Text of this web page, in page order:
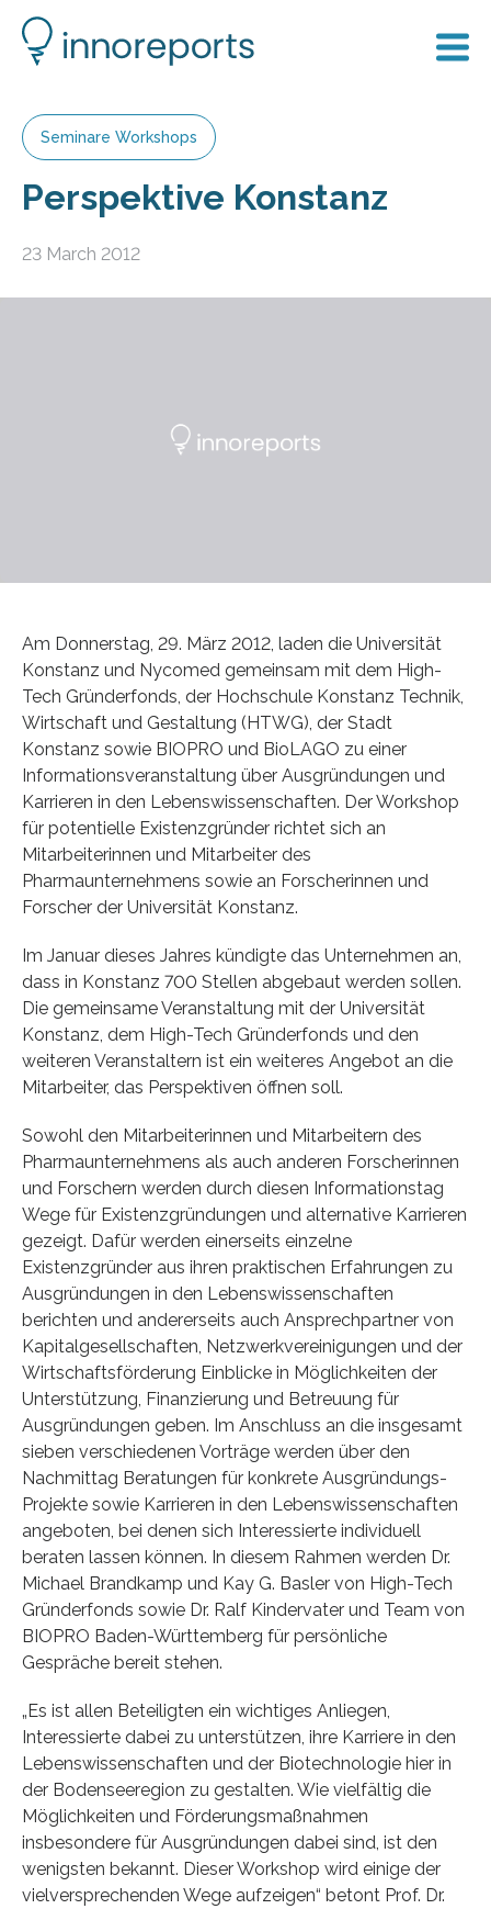
Seminare Workshops
Perspektive Konstanz
23 March 2012
Am Donnerstag, 29. März 2012, laden die Universität
Konstanz und Nycomed gemeinsam mit dem High-
Tech Gründerfonds, der Hochschule Konstanz Technik,
Wirtschaft und Gestaltung (HTWG), der Stadt
Konstanz sowie BIOPRO und BioLAGO zu einer
Informationsveranstaltung über Ausgründungen und
Karrieren in den Lebenswissenschaften. Der Workshop
für potentielle Existenzgründer richtet sich an
Mitarbeiterinnen und Mitarbeiter des
Pharmaunternehmens sowie an Forscherinnen und
Forscher der Universität Konstanz.
Im Januar dieses Jahres kündigte das Unternehmen an,
dass in Konstanz 700 Stellen abgebaut werden sollen.
Die gemeinsame Veranstaltung mit der Universität
Konstanz, dem High-Tech Gründerfonds und den
weiteren Veranstaltern ist ein weiteres Angebot an die
Mitarbeiter, das Perspektiven öffnen soll.
Sowohl den Mitarbeiterinnen und Mitarbeitern des
Pharmaunternehmens als auch anderen Forscherinnen
und Forschern werden durch diesen Informationstag
Wege für Existenzgründungen und alternative Karrieren
gezeigt. Dafür werden einerseits einzelne
Existenzgründer aus ihren praktischen Erfahrungen zu
Ausgründungen in den Lebenswissenschaften
berichten und andererseits auch Ansprechpartner von
Kapitalgesellschaften, Netzwerkvereinigungen und der
Wirtschaftsförderung Einblicke in Möglichkeiten der
Unterstützung, Finanzierung und Betreuung für
Ausgründungen geben. Im Anschluss an die insgesamt
sieben verschiedenen Vorträge werden über den
Nachmittag Beratungen für konkrete Ausgründungs-
Projekte sowie Karrieren in den Lebenswissenschaften
angeboten, bei denen sich Interessierte individuell
beraten lassen können. In diesem Rahmen werden Dr.
Michael Brandkamp und Kay G. Basler von High-Tech
Gründerfonds sowie Dr. Ralf Kindervater und Team von
BIOPRO Baden-Württemberg für persönliche
Gespräche bereit stehen.
„Es ist allen Beteiligten ein wichtiges Anliegen,
Interessierte dabei zu unterstützen, ihre Karriere in den
Lebenswissenschaften und der Biotechnologie hier in
der Bodenseeregion zu gestalten. Wie vielfältig die
Möglichkeiten und Förderungsmaßnahmen
insbesondere für Ausgründungen dabei sind, ist den
wenigsten bekannt. Dieser Workshop wird einige der
vielversprechenden Wege aufzeigen“ betont Prof. Dr.